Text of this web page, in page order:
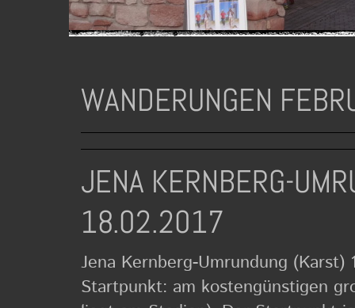
WANDERUNGEN
JENA KERNBERG-
18.02.2017
Jena Kernberg-Umrundung (Karst)
Startpunkt: am kostengünstigen